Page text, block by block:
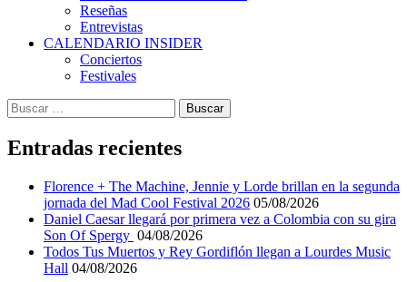
Reseñas
Entrevistas
CALENDARIO INSIDER
Conciertos
Festivales
Buscar:
Entradas recientes
Florence + The Machine, Jennie y Lorde brillan en la segunda
jornada del Mad Cool Festival 2026 05/08/2026
Daniel Caesar llegará por primera vez a Colombia con su gira
Son Of Spergy 04/08/2026
Todos Tus Muertos y Rey Gordiflón llegan a Lourdes Music
Hall 04/08/2026